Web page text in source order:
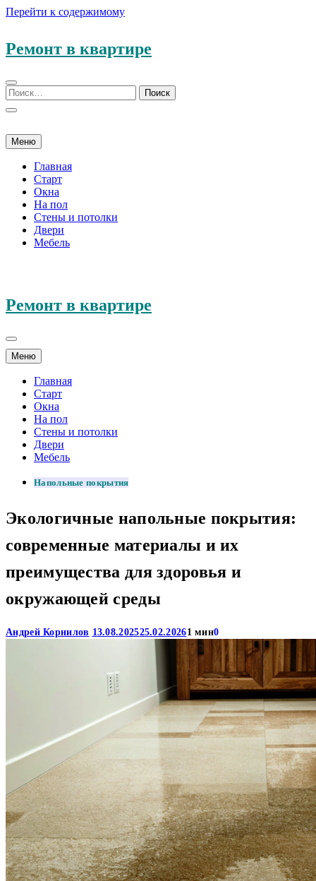
Перейти к содержимому
Ремонт в квартире
Меню
Главная
Старт
Окна
На пол
Стены и потолки
Двери
Мебель
Ремонт в квартире
Меню
Главная
Старт
Окна
На пол
Стены и потолки
Двери
Мебель
Напольные покрытия
Экологичные напольные покрытия:
современные материалы и их
преимущества для здоровья и
окружающей среды
Андрей Корнилов 13.08.202525.02.20261 мин0